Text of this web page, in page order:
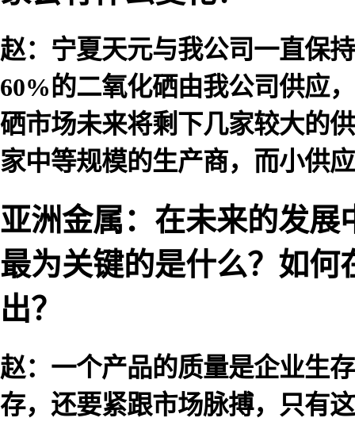
赵：宁夏天元与我公司一直保
60%的二氧化硒由我公司供应
硒市场未来将剩下几家较大的
家中等规模的生产商，而小供
亚洲金属：在未来的发展
最为关键的是什么？如何
出？
赵：一个产品的质量是企业生
存，还要紧跟市场脉搏，只有